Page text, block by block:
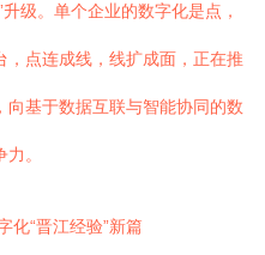
级。单个企业的数字化是点，
点连成线，线扩成面，正在推
基于数据互联与智能协同的数
。
化“晋江经验”新篇